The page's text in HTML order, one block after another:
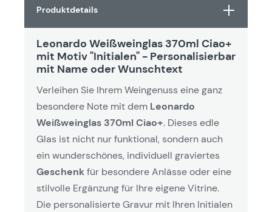
Produktdetails
Leonardo Weißweinglas 370ml Ciao+
mit Motiv "Initialen" - Personalisierbar
mit Name oder Wunschtext
Verleihen Sie Ihrem Weingenuss eine ganz
besondere Note mit dem Leonardo
Weißweinglas 370ml Ciao+. Dieses edle
Glas ist nicht nur funktional, sondern auch
ein wunderschönes, individuell graviertes
Geschenkfür besondere Anlässe oder eine
stilvolle Ergänzung für Ihre eigene Vitrine.
Die personalisierte Gravur mit Ihren Initialen